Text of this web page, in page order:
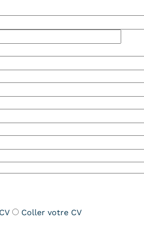
Coller votre CV